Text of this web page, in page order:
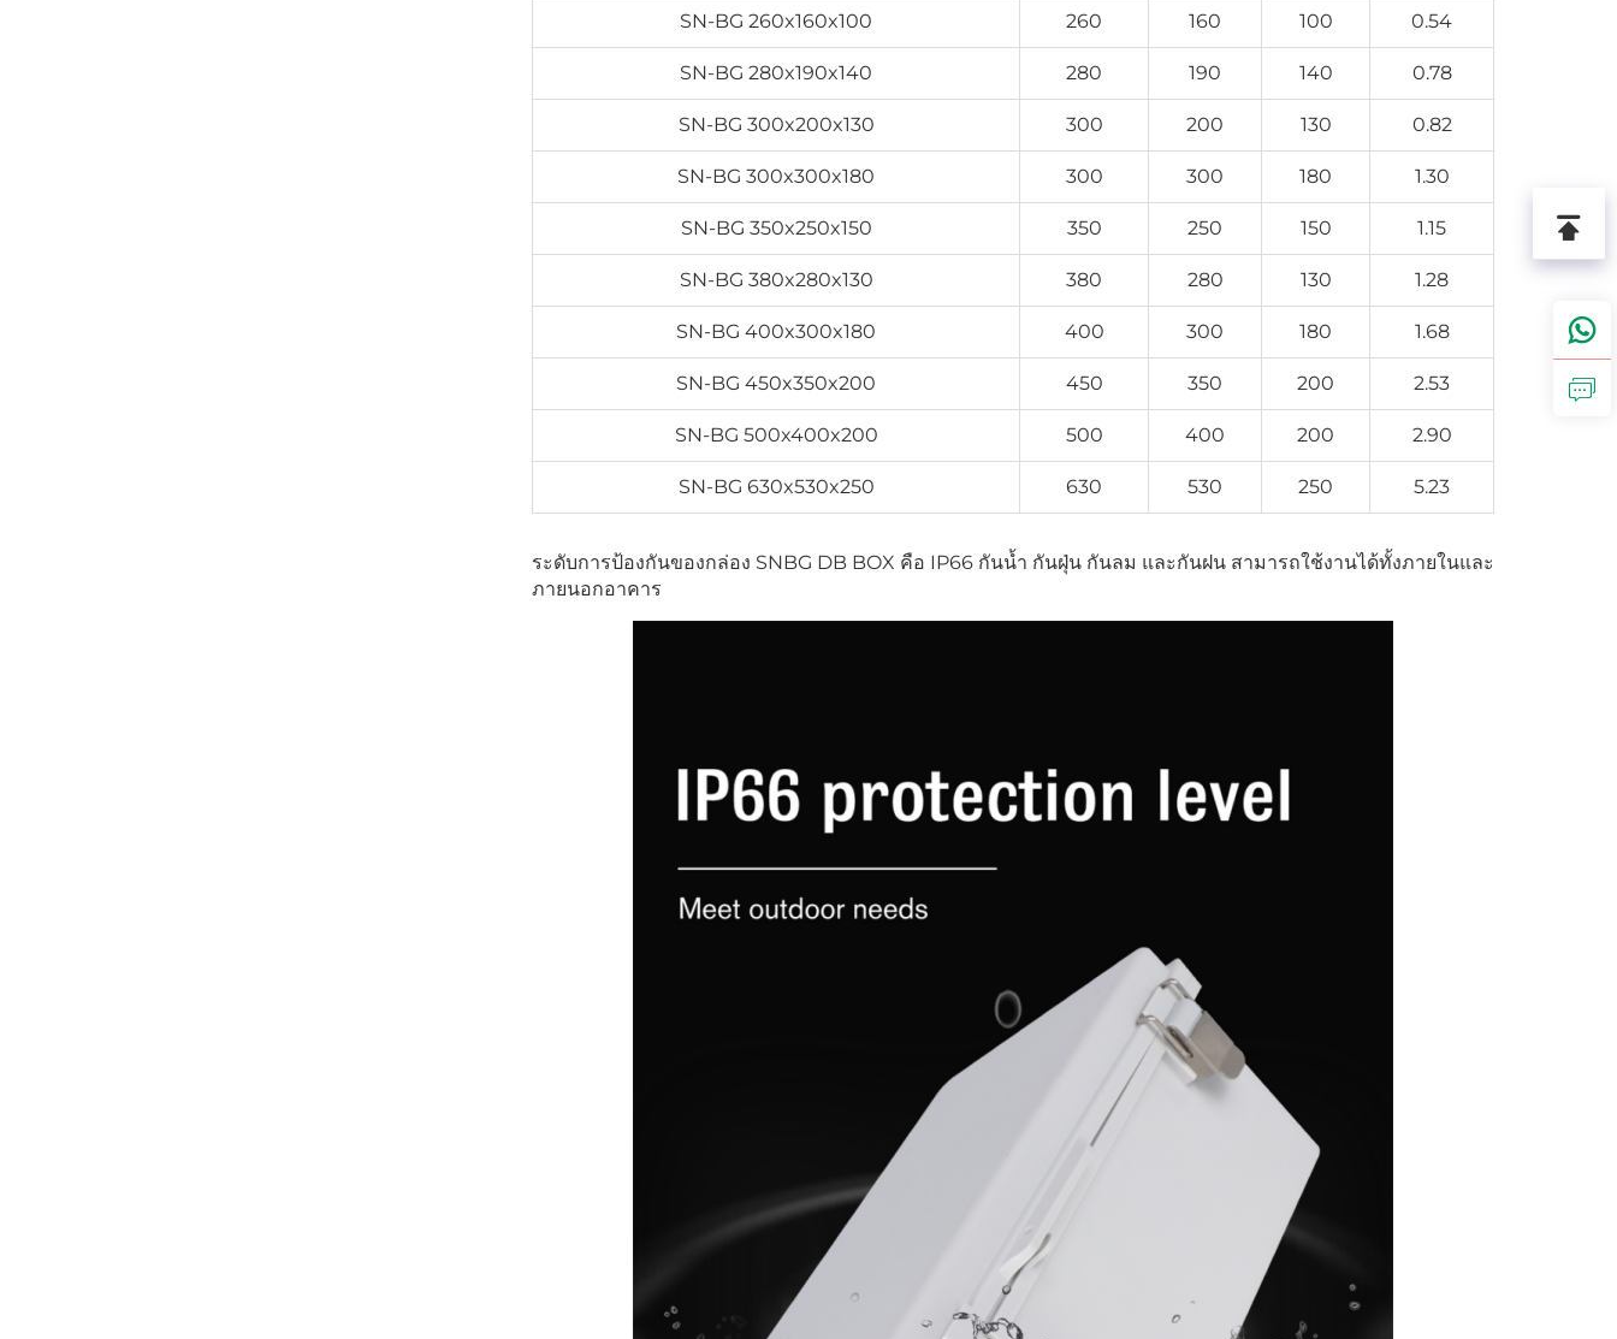
SN-BG 260x160x100 260 160 100 0.54
SN-BG 280x190x140 280 190 140 0.78
SN-BG 300x200x130 300 200 130 0.82
SN-BG 300x300x180 300 300 180 1.30
SN-BG 350x250x150 350 250 150 1.15
SN-BG 380x280x130 380 280 130 1.28
SN-BG 400x300x180 400 300 180 1.68
SN-BG 450x350x200 450 350 200 2.53
SN-BG 500x400x200 500 400 200 2.90
SN-BG 630x530x250 630 530 250 5.23
ระดับการป้องกันของกล่อง SNBG DB BOX คือ IP66 กันน้ำ กันฝุ่น กันลม และกันฝน สามารถใช้งานได้ทั้งภายในและ
ภายนอกอาคาร